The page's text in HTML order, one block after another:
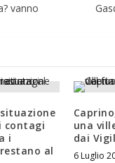
vanno
contagi
i
al
una
dai
6 Luglio